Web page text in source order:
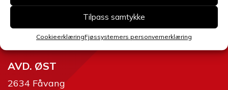
Tilpass samtykke
CookieerklæringFjøssystemers personvernerklæring
AVD. ØST
2634 Fåvang